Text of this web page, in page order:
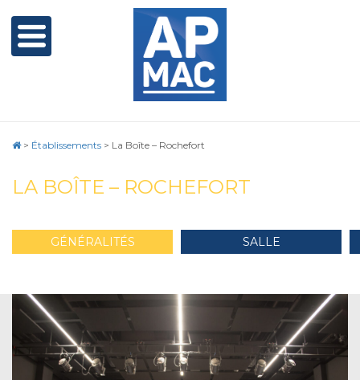
> Établissements > La Boîte – Rochefort
LA BOÎTE – ROCHEFORT
GÉNÉRALITÉS SALLE